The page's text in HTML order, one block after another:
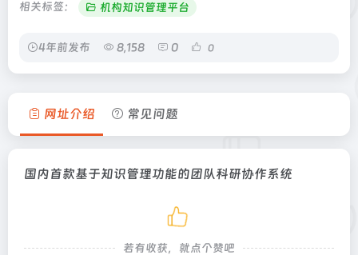
相关标签： 机构知识管理平台
4年前发布 8,158 0 0
网址介绍 常见问题
国内首款基于知识管理功能的团队科研协作系统
若有收获，就点个赞吧